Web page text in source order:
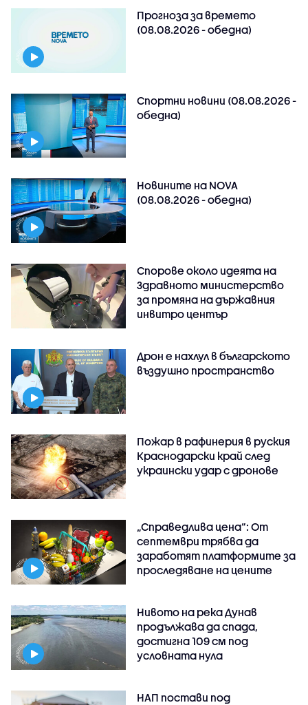
Прогноза за времето
(08.08.2026 - обедна)
Спортни новини (08.08.2026 -
обедна)
Новините на NOVA
(08.08.2026 - обедна)
Спорове около идеята на
Здравното министерство
за промяна на държавния
инвитро център
Дрон е нахлул в българското
въздушно пространство
Пожар в рафинерия в руския
Краснодарски край след
украински удар с дронове
„Справедлива цена“: От
септември трябва да
заработят платформите за
проследяване на цените
Нивото на река Дунав
продължава да спада,
достигна 109 см под
условната нула
НАП постави под